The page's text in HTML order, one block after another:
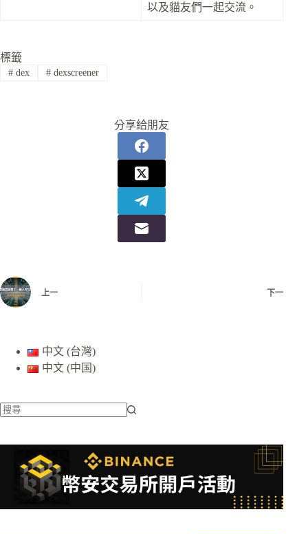
以及貓友們一起交流。
標籤
#dex #dexscreener
分享給朋友
上一 下一
中文 (台灣)
中文 (中国)
不
條